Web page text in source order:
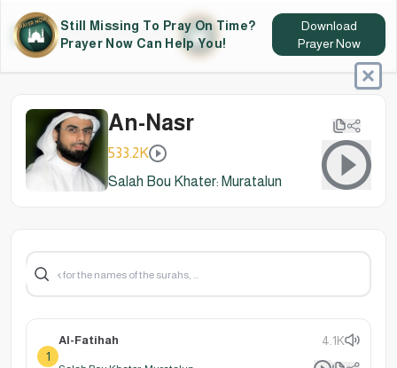
Still Missing To Pray On Time?
Prayer Now Can Help You!
Download
Prayer Now
An-Nasr
533.2K
Salah Bou Khater: Muratalun
1
Al-Fatihah 4.1K